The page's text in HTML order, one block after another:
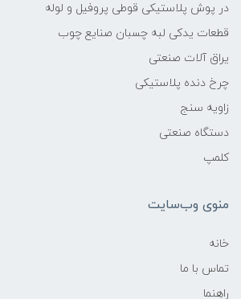
در پوش پلاستیکی قوطی پروفیل و لوله
قطعات یدکی لبه چسبان صنایع چوب
یراق آلات صنعتی
چرخ دنده پلاستیکی
زاویه سنج
دستگاه صنعتی
کلمپ
منوی وب‌سایت
خانه
تماس با ما
راهنما